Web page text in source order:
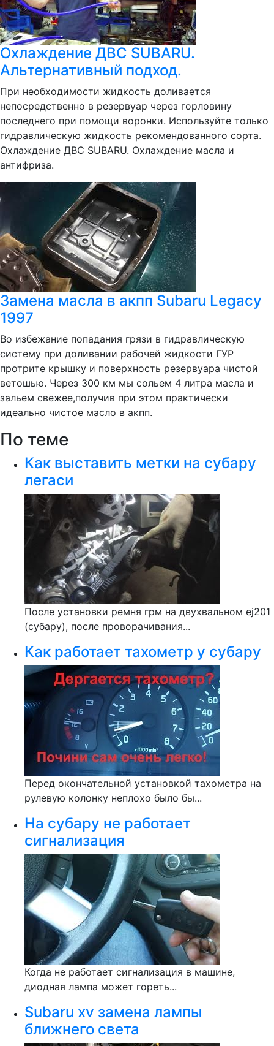
Охлаждение ДВС SUBARU.
Альтернативный подход.
При необходимости жидкость доливается
непосредственно в резервуар через горловину
последнего при помощи воронки. Используйте только
гидравлическую жидкость рекомендованного сорта.
Охлаждение ДВС SUBARU. Охлаждение масла и
антифриза.
Замена масла в акпп Subaru Legacy
1997
Во избежание попадания грязи в гидравлическую
систему при доливании рабочей жидкости ГУР
протрите крышку и поверхность резервуара чистой
ветошью. Через 300 км мы сольем 4 литра масла и
зальем свежее,получив при этом практически
идеально чистое масло в акпп.
По теме
Как выставить метки на субару
легаси
После установки ремня грм на двухвальном ej201
(субару), после проворачивания...
Как работает тахометр у субару
Перед окончательной установкой тахометра на
рулевую колонку неплохо было бы...
На субару не работает
сигнализация
Когда не работает сигнализация в машине,
диодная лампа может гореть...
Subaru xv замена лампы
ближнего света